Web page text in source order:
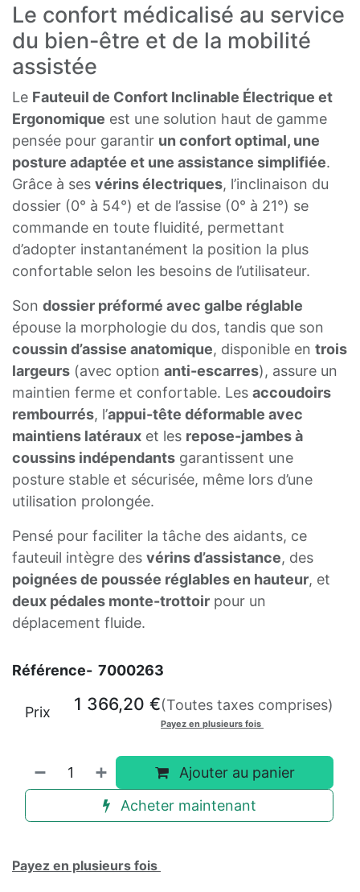
Le confort médicalisé au service
du bien-être et de la mobilité
assistée
Le Fauteuil de Confort Inclinable Électrique et
Ergonomique est une solution haut de gamme
pensée pour garantir un confort optimal, une
posture adaptée et une assistance simplifiée.
Grâce à ses vérins électriques, l’inclinaison du
dossier (0° à 54°) et de l’assise (0° à 21°) se
commande en toute fluidité, permettant
d’adopter instantanément la position la plus
confortable selon les besoins de l’utilisateur.
Son dossier préformé avec galbe réglable
épouse la morphologie du dos, tandis que son
coussin d’assise anatomique, disponible en trois
largeurs (avec option anti-escarres), assure un
maintien ferme et confortable. Les accoudoirs
rembourrés, l’appui-tête déformable avec
maintiens latéraux et les repose-jambes à
coussins indépendants garantissent une
posture stable et sécurisée, même lors d’une
utilisation prolongée.
Pensé pour faciliter la tâche des aidants, ce
fauteuil intègre des vérins d’assistance, des
poignées de poussée réglables en hauteur, et
deux pédales monte-trottoir pour un
déplacement fluide.
Référence- 7000263
Ajouter au panier
Acheter maintenant
Prix 1 366,20 €(Toutes taxes comprises)
Payez en plusieurs fois
Payez en plusieurs fois